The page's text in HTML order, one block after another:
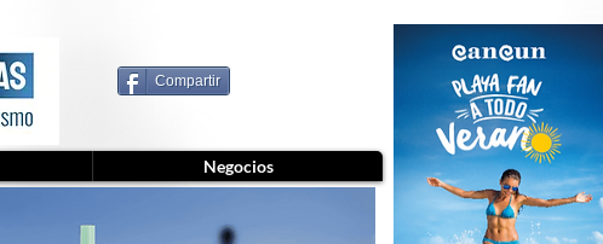
Compartir
Negocios